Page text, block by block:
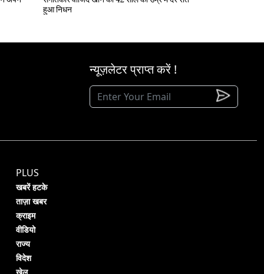
हुआ निधन
न्यूज़लेटर प्राप्त करें !
PLUS
खबरें हटके
ताज़ा खबर
क्राइम
वीडियो
राज्य
विदेश